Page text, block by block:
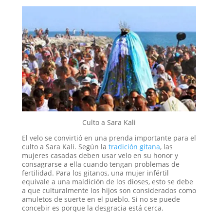
Culto a Sara Kali
El velo se convirtió en una prenda importante para el
culto a Sara Kali. Según la tradición gitana, las
mujeres casadas deben usar velo en su honor y
consagrarse a ella cuando tengan problemas de
fertilidad. Para los gitanos, una mujer infértil
equivale a una maldición de los dioses, esto se debe
a que culturalmente los hijos son considerados como
amuletos de suerte en el pueblo. Si no se puede
concebir es porque la desgracia está cerca.